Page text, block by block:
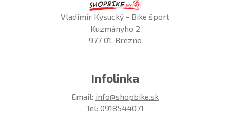
Vladimír Kysucký - Bike šport
Kuzmányho 2
977 01, Brezno
Infolinka
Email: info@shopbike.sk
Tel: 0918544071